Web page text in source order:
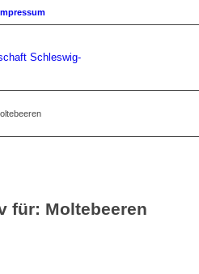
für: Moltebeeren